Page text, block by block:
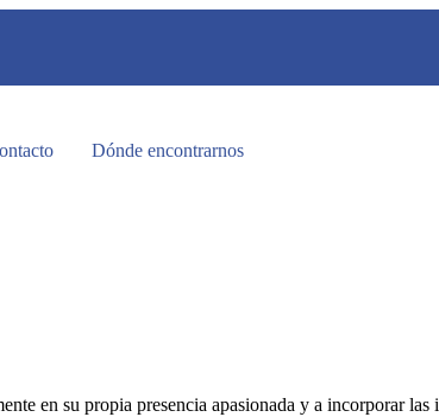
Dónde encontrarnos
en su propia presencia apasionada y a incorporar las i